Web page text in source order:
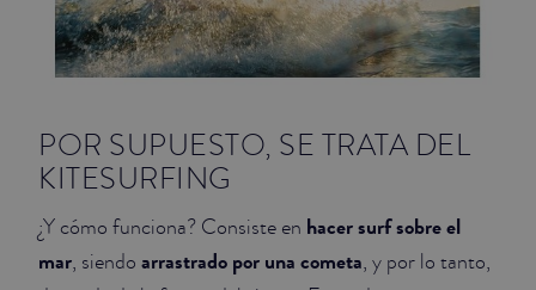
POR SUPUESTO, SE TRATA DEL
KITESURFING
¿Y cómo funciona? Consiste en hacer surf sobre el
mar, siendo arrastrado por una cometa, y por lo tanto,